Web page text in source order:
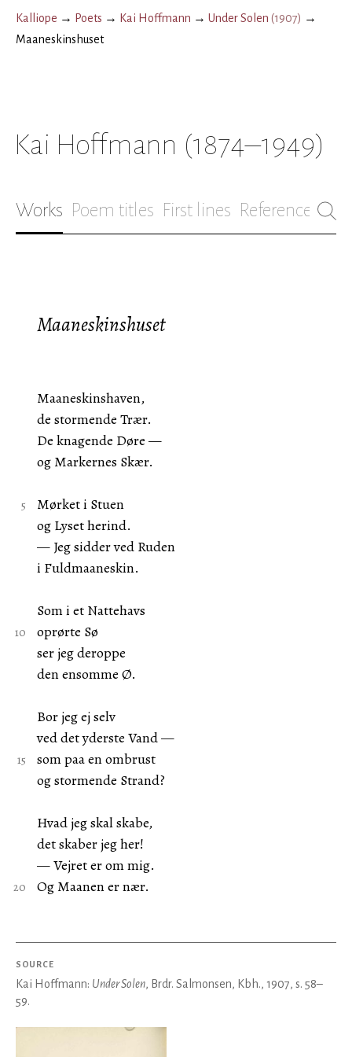
Kalliope → Poets → Kai Hoffmann → Under Solen (1907) →
Maaneskinshuset
Kai Hoffmann (1874–1949)
Works Poem titles First lines References
Maaneskinshuset
Maaneskinshaven,
de stormende Trær.
De knagende Døre —
og Markernes Skær.
Mørket i Stuen
og Lyset herind.
— Jeg sidder ved Ruden
i Fuldmaaneskin.
Som i et Nattehavs
oprørte Sø
ser jeg deroppe
den ensomme Ø.
Bor jeg ej selv
ved det yderste Vand —
som paa en ombrust
og stormende Strand?
Hvad jeg skal skabe,
det skaber jeg her!
— Vejret er om mig.
Og Maanen er nær.
SOURCE
Kai Hoffmann: Under Solen, Brdr. Salmonsen, Kbh., 1907, s. 58–
59.